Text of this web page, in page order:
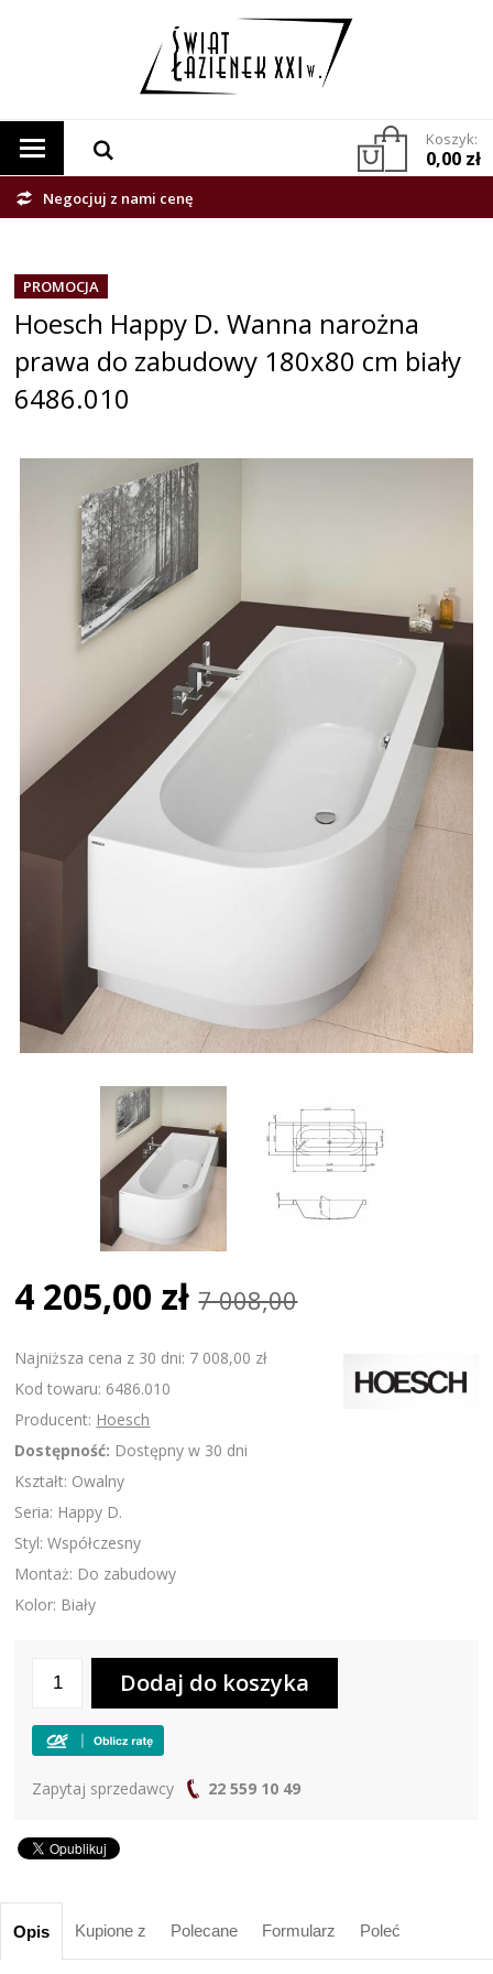
Koszyk:
0,00 zł
Negocjuj z nami cenę
PROMOCJA
Hoesch Happy D. Wanna narożna
prawa do zabudowy 180x80 cm biały
6486.010
4 205,00 zł 7 008,00
Najniższa cena z 30 dni: 7 008,00 zł
Kod towaru: 6486.010
Producent: Hoesch
Dostępność: Dostępny w 30 dni
Kształt: Owalny
Seria: Happy D.
Styl: Współczesny
Montaż: Do zabudowy
Kolor: Biały
Zapytaj sprzedawcy 22 559 10 49
Opis Kupione z Polecane Formularz Poleć